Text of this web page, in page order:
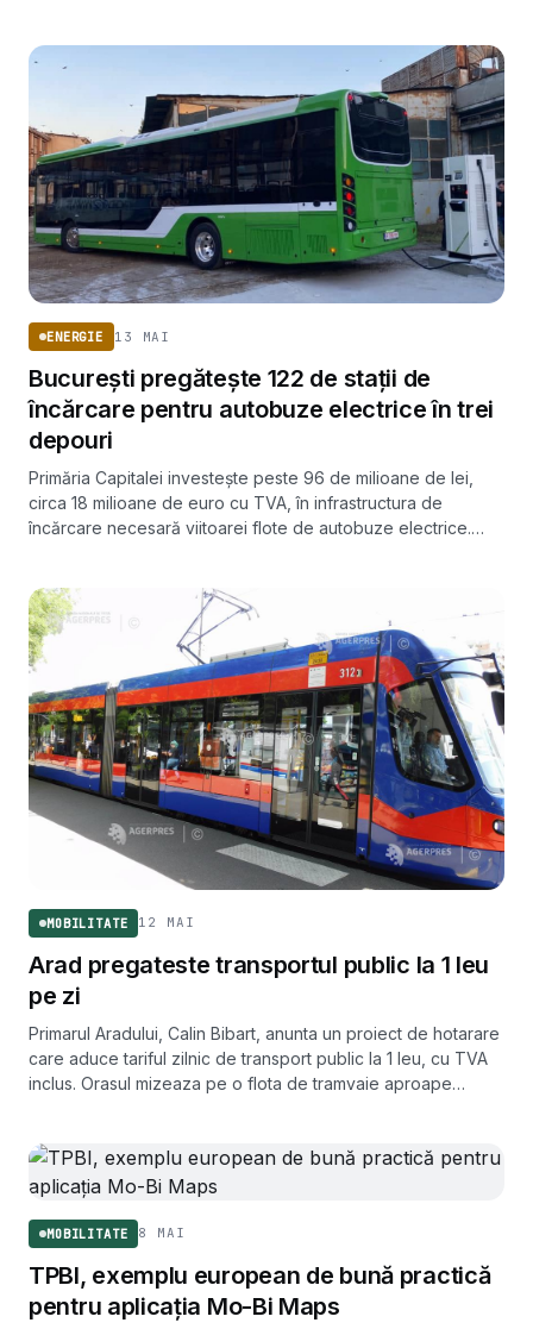
ENERGIE 13 MAI
București pregătește 122 de stații de
încărcare pentru autobuze electrice în trei
depouri
Primăria Capitalei investește peste 96 de milioane de lei,
circa 18 milioane de euro cu TVA, în infrastructura de
încărcare necesară viitoarei flote de autobuze electrice.
MOBILITATE 12 MAI
Arad pregateste transportul public la 1 leu
pe zi
Primarul Aradului, Calin Bibart, anunta un proiect de hotarare
care aduce tariful zilnic de transport public la 1 leu, cu TVA
inclus. Orasul mizeaza pe o flota de tramvaie aproape
MOBILITATE 8 MAI
TPBI, exemplu european de bună practică
pentru aplicația Mo-Bi Maps